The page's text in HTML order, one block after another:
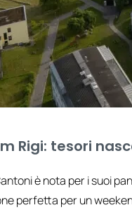
Rigi: tesori
è nota per i suoi
perfetta per un